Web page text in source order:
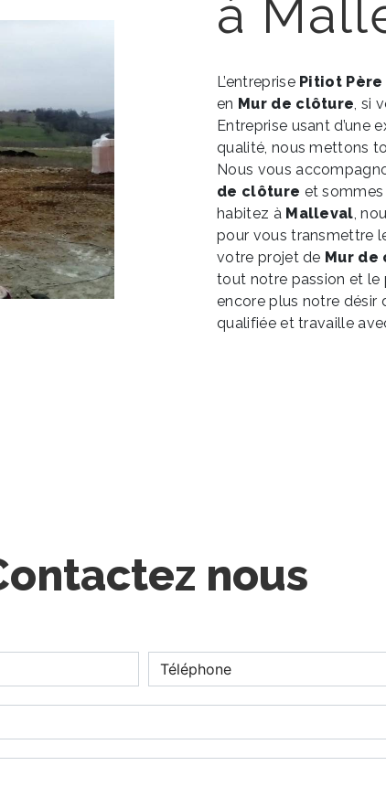
à
L’entreprise Pitiot Père
en Mur de clôture, si
Entreprise usant d’une
qualité, nous mettons
Nous vous
de clôture et sommes
habitez à Malleval,
pour vous transmettre
votre projet de Mur de
tout notre passion et le
encore plus notre désir
qualifiée et travaille
nous